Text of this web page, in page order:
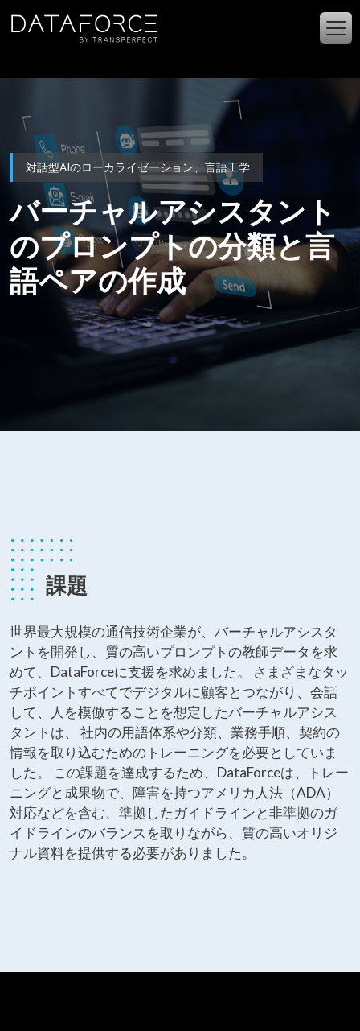
対話型AIのローカライゼーション、言語工学
バーチャルアシスタント
のプロンプトの分類と言
語ペアの作成
課題
世界最大規模の通信技術企業が、バーチャルアシスタ
ントを開発し、質の高いプロンプトの教師データを求
めて、DataForceに支援を求めました。 さまざまなタッ
チポイントすべてでデジタルに顧客とつながり、会話
して、人を模倣することを想定したバーチャルアシス
タントは、 社内の用語体系や分類、業務手順、契約の
情報を取り込むためのトレーニングを必要としていま
した。 この課題を達成するため、DataForceは、トレー
ニングと成果物で、障害を持つアメリカ人法（ADA）
対応などを含む、準拠したガイドラインと非準拠のガ
イドラインのバランスを取りながら、質の高いオリジ
ナル資料を提供する必要がありました。